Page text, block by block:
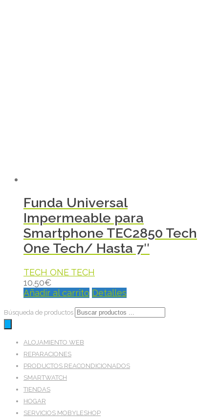
Funda Universal
Impermeable para
Smartphone TEC2850 Tech
One Tech/ Hasta 7″
TECH ONE TECH
10.50€
Añadir al carrito Detalles
Búsqueda de productos
ALOJAMIENTO WEB
REPARACIONES
PRODUCTOS REACONDICIONADOS
SMARTWATCH
TIENDAS
HOGAR
SERVICIOS MOBYLESHOP